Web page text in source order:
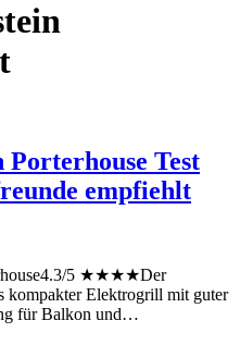
Test
empfiehlt
5 ★★★★Der
kompakter Elektrogrill mit guter
für Balkon und…